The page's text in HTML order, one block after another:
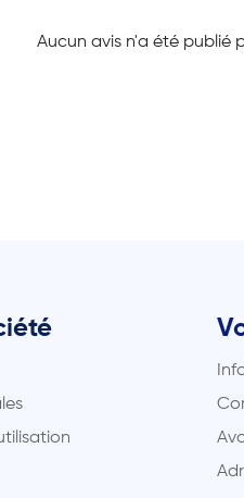
Aucun avis n'a été publié